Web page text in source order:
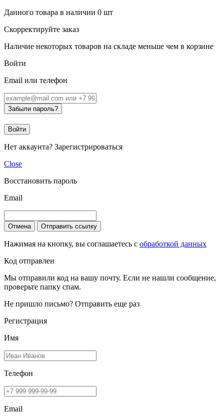
Данного товара в наличии 0 шт
Скорректируйте заказ
Наличие некоторых товаров на складе меньше чем в корзине
Войти
Email или телефон
Забыли пароль?
Войти
Нет аккаунта? Зарегистрироваться
Close
Восстановить пароль
Email
Отмена Отправить ссылку
Нажимая на кнопку, вы соглашаетесь с обработкой данных
Код отправлен
Мы отправили код на вашу почту. Если не нашли сообщение,
проверьте папку спам.
Не пришло письмо? Отправить еще раз
Регистрация
Имя
Телефон
Email